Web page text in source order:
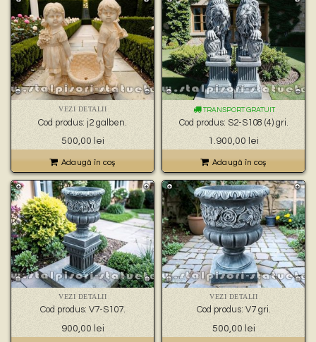
VEZI DETALII
Cod produs: j2 galben.
500,00 lei
Adaugă în coş
TRANSPORT GRATUIT
Cod produs: S2-S108 (4) gri.
1.900,00 lei
Adaugă în coş
VEZI DETALII
Cod produs: V7-S107.
900,00 lei
VEZI DETALII
Cod produs: V7 gri.
500,00 lei